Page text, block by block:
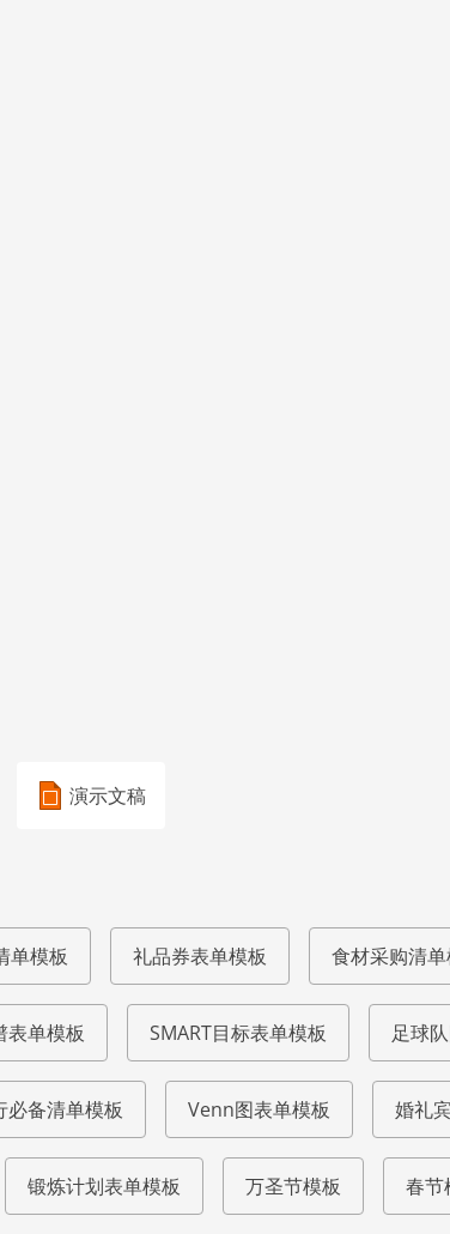
演示文稿
单模板 礼品券表单模板 食材采购清
表单模板 SMART目标表单模板 足球
必备清单模板 Venn图表单模板 婚礼
锻炼计划表单模板 万圣节模板 春节